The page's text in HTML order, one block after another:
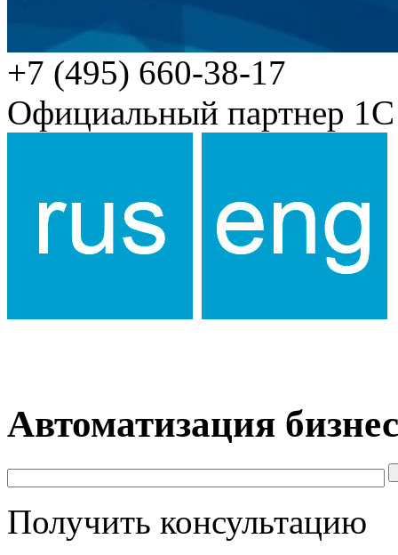
+7 (495) 660-38-17
Официальный партнер 1С
Автоматизация
Получить консультацию